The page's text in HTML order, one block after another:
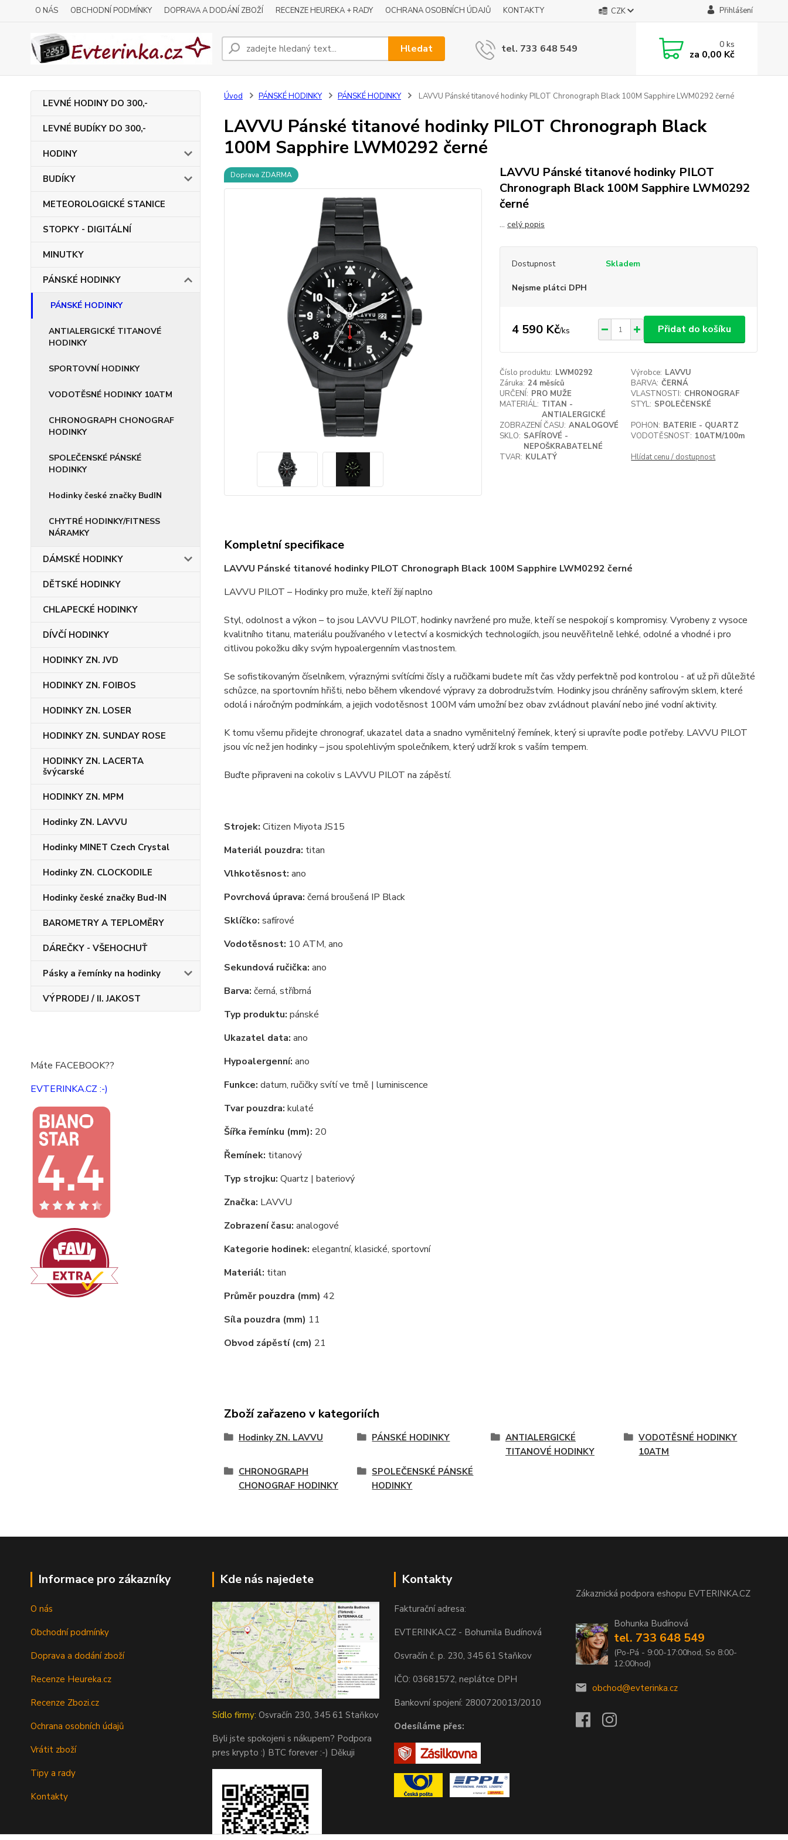
O NÁS OBCHODNÍ PODMÍNKY DOPRAVA A DODÁNÍ ZBOŽÍ RECENZE HEUREKA + RADY OCHRANA OSOBNÍCH ÚDAJŮ KONTAKTY CZK Přihlášení
Hledat tel. 733 648 549 0ks
za 0,00 Kč
LEVNÉ HODINY DO 300,-
LEVNÉ BUDÍKY DO 300,-
HODINY
BUDÍKY
METEOROLOGICKÉ STANICE
STOPKY - DIGITÁLNÍ
MINUTKY
PÁNSKÉ HODINKY
PÁNSKÉ HODINKY
ANTIALERGICKÉ TITANOVÉ
HODINKY
SPORTOVNÍ HODINKY
VODOTĚSNÉ HODINKY 10ATM
CHRONOGRAPH CHONOGRAF
HODINKY
SPOLEČENSKÉ PÁNSKÉ
HODINKY
Hodinky české značky BudIN
CHYTRÉ HODINKY/FITNESS
NÁRAMKY
DÁMSKÉ HODINKY
DĚTSKÉ HODINKY
CHLAPECKÉ HODINKY
DÍVČÍ HODINKY
HODINKY ZN. JVD
HODINKY ZN. FOIBOS
HODINKY ZN. LOSER
HODINKY ZN. SUNDAY ROSE
HODINKY ZN. LACERTA
švýcarské
HODINKY ZN. MPM
Hodinky ZN. LAVVU
Hodinky MINET Czech Crystal
Hodinky ZN. CLOCKODILE
Hodinky české značky Bud-IN
BAROMETRY A TEPLOMĚRY
DÁREČKY - VŠEHOCHUŤ
Pásky a řemínky na hodinky
VÝPRODEJ / II. JAKOST
Máte FACEBOOK??
EVTERINKA.CZ :-)
Úvod PÁNSKÉ HODINKY PÁNSKÉ HODINKY LAVVU Pánské titanové hodinky PILOT Chronograph Black 100M Sapphire LWM0292 černé
LAVVU Pánské titanové hodinky PILOT Chronograph Black
100M Sapphire LWM0292 černé
Doprava ZDARMA
LAVVU Pánské titanové hodinky PILOT
Chronograph Black 100M Sapphire LWM0292
černé
... celý popis
Dostupnost Skladem
Nejsme plátci DPH
4 590 Kč/ks Přidat do košíku
Číslo produktu: LWM0292 Výrobce: LAVVU
Záruka: 24 měsíců BARVA: ČERNÁ
URČENÍ: PRO MUŽE VLASTNOSTI: CHRONOGRAF
MATERIÁL: TITAN -
ANTIALERGICKÉ
STYL: SPOLEČENSKÉ
ZOBRAZENÍ ČASU: ANALOGOVÉ POHON: BATERIE - QUARTZ
SKLO: SAFÍROVÉ -
NEPOŠKRABATELNÉ
VODOTĚSNOST: 10ATM/100m
TVAR: KULATÝ Hlídat cenu / dostupnost
Kompletní specifikace
LAVVU Pánské titanové hodinky PILOT Chronograph Black 100M Sapphire LWM0292 černé
LAVVU PILOT – Hodinky pro muže, kteří žijí naplno
Styl, odolnost a výkon – to jsou LAVVU PILOT, hodinky navržené pro muže, kteří se nespokojí s kompromisy. Vyrobeny z vysoce
kvalitního titanu, materiálu používaného v letectví a kosmických technologiích, jsou neuvěřitelně lehké, odolné a vhodné i pro
citlivou pokožku díky svým hypoalergenním vlastnostem.
Se sofistikovaným číselníkem, výraznými svítícími čísly a ručičkami budete mít čas vždy perfektně pod kontrolou - ať už při důležité
schůzce, na sportovním hřišti, nebo během víkendové výpravy za dobrodružstvím. Hodinky jsou chráněny safírovým sklem, které
odolá i náročným podmínkám, a jejich vodotěsnost 100M vám umožní bez obav zvládnout plavání nebo jiné vodní aktivity.
K tomu všemu přidejte chronograf, ukazatel data a snadno vyměnitelný řemínek, který si upravíte podle potřeby. LAVVU PILOT
jsou víc než jen hodinky – jsou spolehlivým společníkem, který udrží krok s vaším tempem.
Buďte připraveni na cokoliv s LAVVU PILOT na zápěstí.
Strojek: Citizen Miyota JS15
Materiál pouzdra: titan
Vlhkotěsnost: ano
Povrchová úprava: černá broušená IP Black
Sklíčko: safírové
Vodotěsnost: 10 ATM, ano
Sekundová ručička: ano
Barva: černá, stříbrná
Typ produktu: pánské
Ukazatel data: ano
Hypoalergenní: ano
Funkce: datum, ručičky svítí ve tmě | luminiscence
Tvar pouzdra: kulaté
Šířka řemínku (mm): 20
Řemínek: titanový
Typ strojku: Quartz | bateriový
Značka: LAVVU
Zobrazení času: analogové
Kategorie hodinek: elegantní, klasické, sportovní
Materiál: titan
Průměr pouzdra (mm) 42
Síla pouzdra (mm) 11
Obvod zápěstí (cm) 21
Zboží zařazeno v kategoriích
Hodinky ZN. LAVVU PÁNSKÉ HODINKY
ANTIALERGICKÉ
TITANOVÉ HODINKY
VODOTĚSNÉ HODINKY
10ATM
CHRONOGRAPH
CHONOGRAF HODINKY
SPOLEČENSKÉ PÁNSKÉ
HODINKY
Informace pro zákazníky
O nás
Obchodní podmínky
Doprava a dodání zboží
Recenze Heureka.cz
Recenze Zbozi.cz
Ochrana osobních údajů
Vrátit zboží
Tipy a rady
Kontakty
Kde nás najedete
Sídlo firmy: Osvračín 230, 345 61 Staňkov
Byli jste spokojeni s nákupem? Podpora
pres krypto :) BTC forever :-) Děkuji
Kontakty
Fakturační adresa:
EVTERINKA.CZ - Bohumila Budínová
Osvračín č. p. 230, 345 61 Staňkov
IČO: 03681572, neplátce DPH
Bankovní spojení: 2800720013/2010
Odesíláme přes:
Zákaznická podpora eshopu EVTERINKA.CZ
Bohunka Budínová
tel. 733 648 549
(Po-Pá - 9:00-17:00hod, So 8:00-
12:00hod)
obchod@evterinka.cz